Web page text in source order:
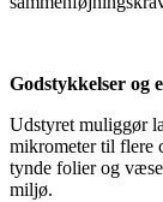
Godstykkelser og
Udstyret muliggør
mikrometer til flere
tynde folier og
miljø.